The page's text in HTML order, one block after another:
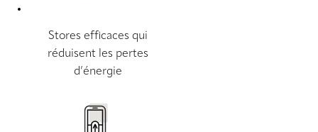
Stores efficaces qui
réduisent les pertes
d’énergie